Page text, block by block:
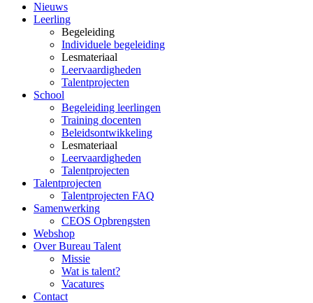
Nieuws
Leerling
Begeleiding
Individuele begeleiding
Lesmateriaal
Leervaardigheden
Talentprojecten
School
Begeleiding leerlingen
Training docenten
Beleidsontwikkeling
Lesmateriaal
Leervaardigheden
Talentprojecten
Talentprojecten
Talentprojecten FAQ
Samenwerking
CEOS Opbrengsten
Webshop
Over Bureau Talent
Missie
Wat is talent?
Vacatures
Contact